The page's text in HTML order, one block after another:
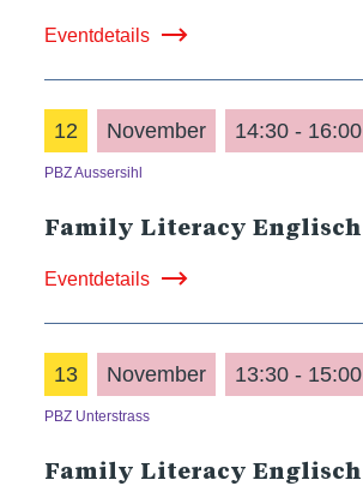
Eventdetails
12 November 14:30 - 16:00
PBZ Aussersihl
Family Literacy Englisch
Eventdetails
13 November 13:30 - 15:00
PBZ Unterstrass
Family Literacy Englisch